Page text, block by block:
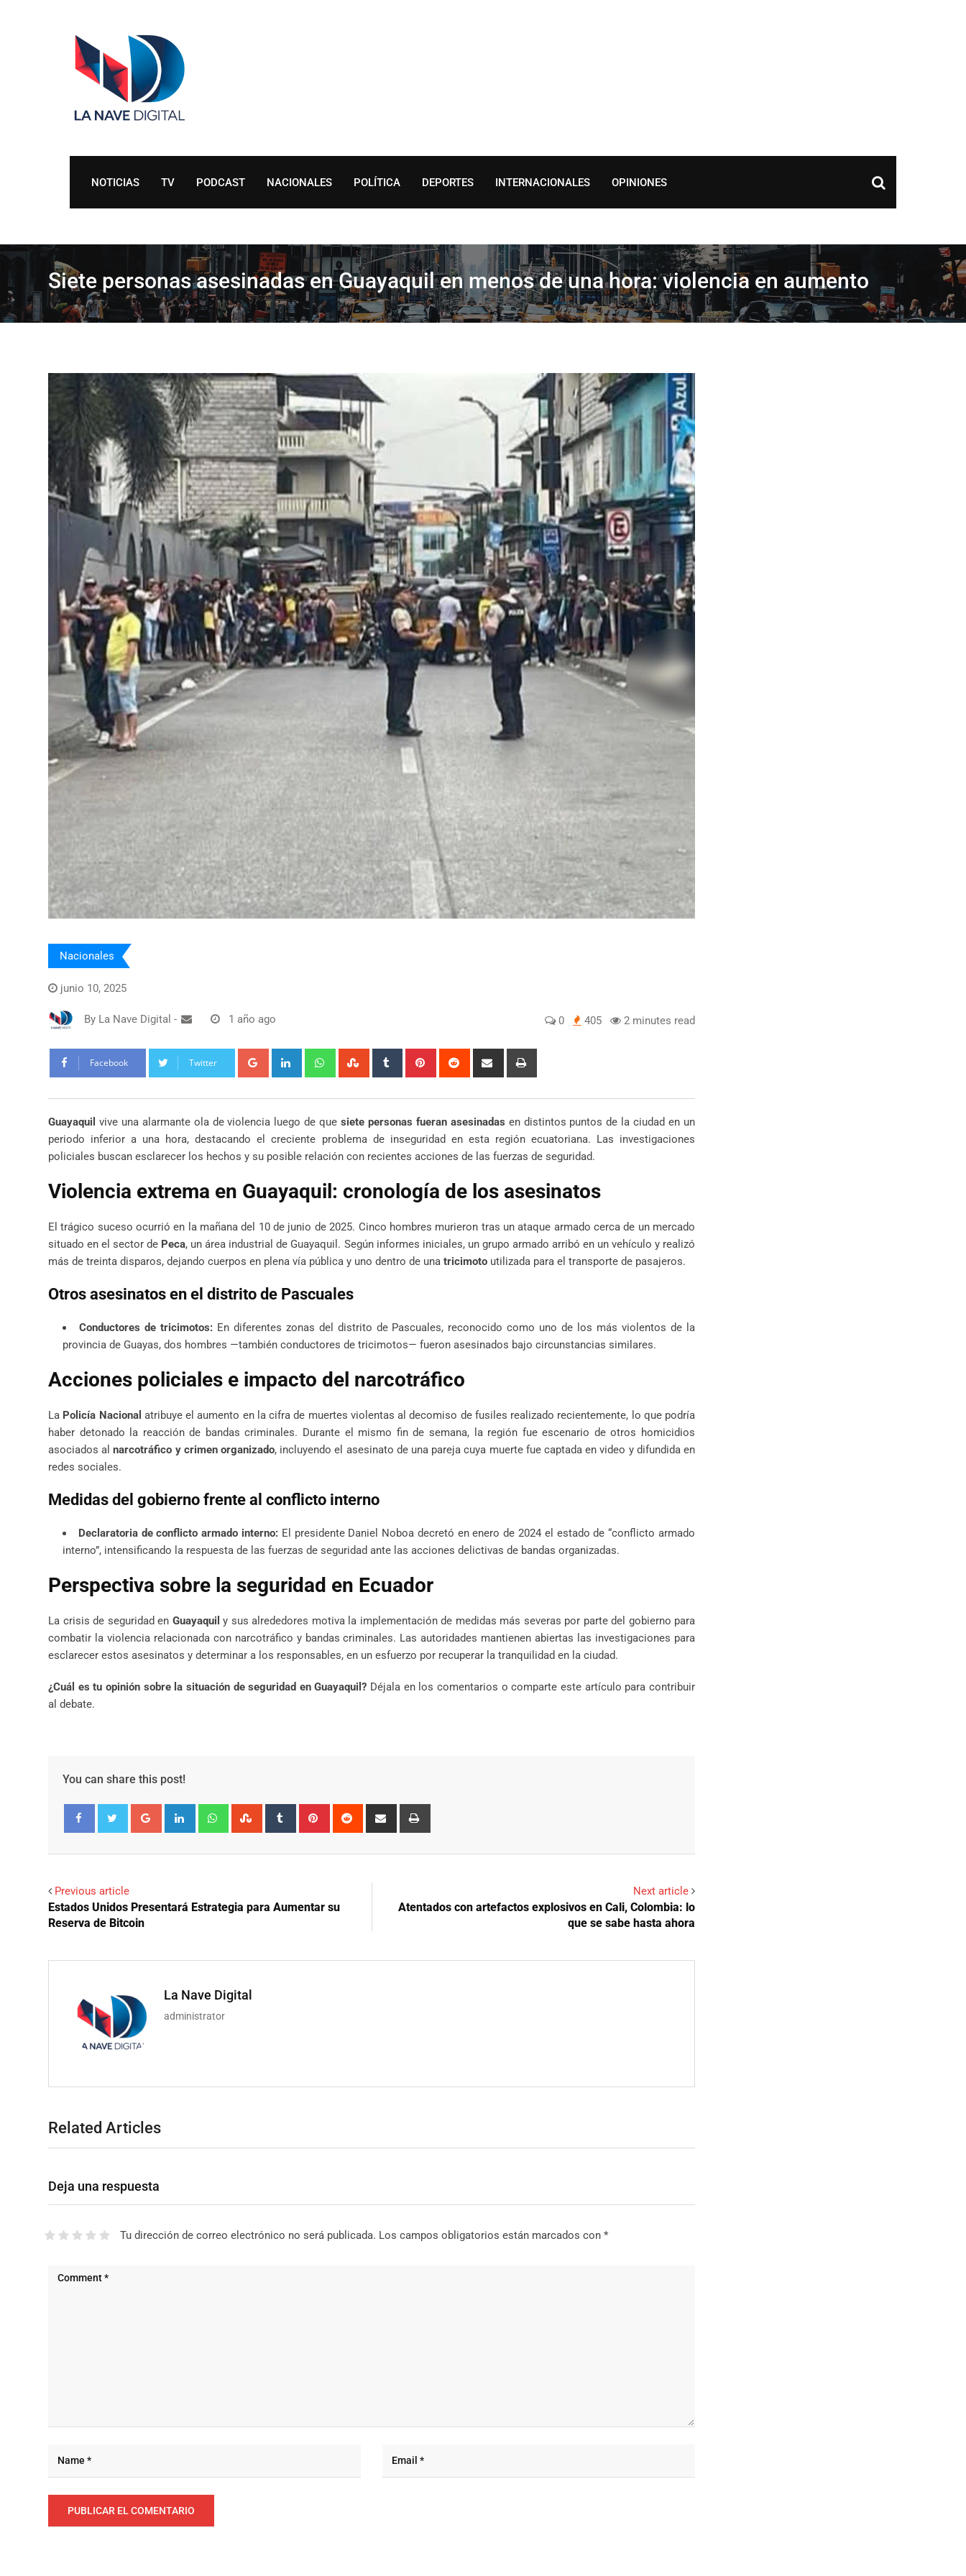
NOTICIAS TV PODCAST NACIONALES POLÍTICA DEPORTES INTERNACIONALES OPINIONES
Siete personas asesinadas en Guayaquil en menos de una hora: violencia en aumento
Nacionales
junio 10, 2025
By La Nave Digital - 1 año ago 0 405 2 minutes read
Facebook Twitter Google+ LinkedIn WhatsappStumbleUpon
Tumblr Pinterest Reddit
Share
Guayaquil vive una alarmante ola de violencia luego de quesiete personas fueran asesinadas en distintos puntos de la ciudad en un
periodo inferior a una hora, destacando el creciente problema de inseguridad en esta región ecuatoriana. Las investigaciones
policiales buscan esclarecer los hechos y su posible relación con recientes acciones de las fuerzas de seguridad.
Violencia extrema en Guayaquil: cronología de los asesinatos
El trágico suceso ocurrió en la mañana del 10 de junio de 2025. Cinco hombres murieron tras un ataque armado cerca de un mercado
situado en el sector de Peca, un área industrial de Guayaquil. Según informes iniciales, un grupo armado arribó en un vehículo y realizó
más de treinta disparos, dejando cuerpos en plena vía pública y uno dentro de una tricimoto utilizada para el transporte de pasajeros.
Otros asesinatos en el distrito de Pascuales
Conductores de tricimotos:En diferentes zonas del distrito de Pascuales, reconocido como uno de los más violentos de la
provincia de Guayas, dos hombres —también conductores de tricimotos— fueron asesinados bajo circunstancias similares.
Acciones policiales e impacto del narcotráfico
La Policía Nacional atribuye el aumento en la cifra de muertes violentas al decomiso de fusiles realizado recientemente, lo que podría
haber detonado la reacción de bandas criminales. Durante el mismo fin de semana, la región fue escenario de otros homicidios
asociados alnarcotráfico y crimen organizado, incluyendo el asesinato de una pareja cuya muerte fue captada en video y difundida en
redes sociales.
Medidas del gobierno frente al conflicto interno
Declaratoria de conflicto armado interno:El presidente Daniel Noboa decretó en enero de 2024 el estado de “conflicto armado
interno”, intensificando la respuesta de las fuerzas de seguridad ante las acciones delictivas de bandas organizadas.
Perspectiva sobre la seguridad en Ecuador
La crisis de seguridad en Guayaquil y sus alrededores motiva la implementación de medidas más severas por parte del gobierno para
combatir la violencia relacionada con narcotráfico y bandas criminales. Las autoridades mantienen abiertas las investigaciones para
esclarecer estos asesinatos y determinar a los responsables, en un esfuerzo por recuperar la tranquilidad en la ciudad.
¿Cuál es tu opinión sobre la situación de seguridad en Guayaquil? Déjala en los comentarios o comparte este artículo para contribuir
al debate.
You can share this post!
Google+ LinkedIn WhatsappStumbleUpon
Tumblr Pinterest Reddit
Share
Previous article
Estados Unidos Presentará Estrategia para Aumentar su
Reserva de Bitcoin
Next article
Atentados con artefactos explosivos en Cali, Colombia: lo
que se sabe hasta ahora
La Nave Digital
administrator
Related Articles
Deja una respuesta
Tu dirección de correo electrónico no será publicada. Los campos obligatorios están marcados con *